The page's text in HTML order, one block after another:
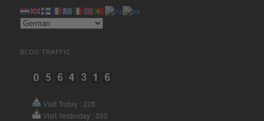
Mehr Informationen
Consent Management Platform
eRecht24
BLOG TRAFFIC
Visit Today : 228
Visit Yesterday : 350